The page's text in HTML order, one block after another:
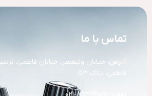
تماس با ما
رس: خیابان ولیعصر، خیابان فاطمی،
فاطمی، پلاک 53